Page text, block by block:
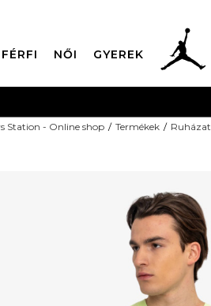
FÉRFI NŐI GYEREK
Station - Online shop Termékek Ruházat